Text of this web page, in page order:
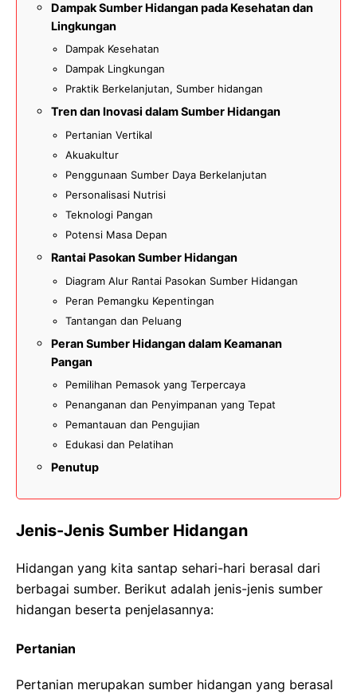
Dampak Sumber Hidangan pada Kesehatan dan
Lingkungan
Dampak Kesehatan
Dampak Lingkungan
Praktik Berkelanjutan, Sumber hidangan
Tren dan Inovasi dalam Sumber Hidangan
Pertanian Vertikal
Akuakultur
Penggunaan Sumber Daya Berkelanjutan
Personalisasi Nutrisi
Teknologi Pangan
Potensi Masa Depan
Rantai Pasokan Sumber Hidangan
Diagram Alur Rantai Pasokan Sumber Hidangan
Peran Pemangku Kepentingan
Tantangan dan Peluang
Peran Sumber Hidangan dalam Keamanan
Pangan
Pemilihan Pemasok yang Terpercaya
Penanganan dan Penyimpanan yang Tepat
Pemantauan dan Pengujian
Edukasi dan Pelatihan
Penutup
Jenis-Jenis Sumber Hidangan
Hidangan yang kita santap sehari-hari berasal dari
berbagai sumber. Berikut adalah jenis-jenis sumber
hidangan beserta penjelasannya:
Pertanian
Pertanian merupakan sumber hidangan yang berasal